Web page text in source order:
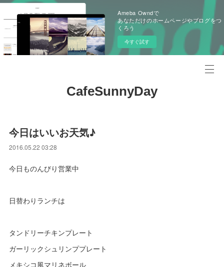
Ameba Owndで
あなただけのホームページやブログをつ
くろう
今すぐ試す
CafeSunnyDay
今日はいいお天気♪
2016.05.22 03:28
今日ものんびり営業中
日替わりランチは
タンドリーチキンプレート
ガーリックシュリンププレート
メキシコ風マリネボール